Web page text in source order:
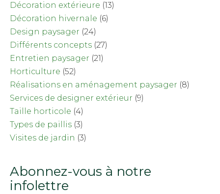
Décoration extérieure (13)
Décoration hivernale (6)
Design paysager (24)
Différents concepts (27)
Entretien paysager (21)
Horticulture (52)
Réalisations en aménagement paysager (8)
Services de designer extérieur (9)
Taille horticole (4)
Types de paillis (3)
Visites de jardin (3)
Abonnez-vous à notre
infolettre